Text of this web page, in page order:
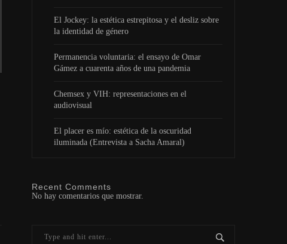
El Jockey: la estética estrepitosa y el desliz sobre
la identidad de género
Permanencia voluntaria: el ensayo de Omar
Gámez a cuarenta años de una pandemia
Chemsex y VIH: representaciones en el
audiovisual
El placer es mío: estética de la oscuridad
iluminada (Entrevista a Sacha Amaral)
Recent Comments
No hay comentarios que mostrar.